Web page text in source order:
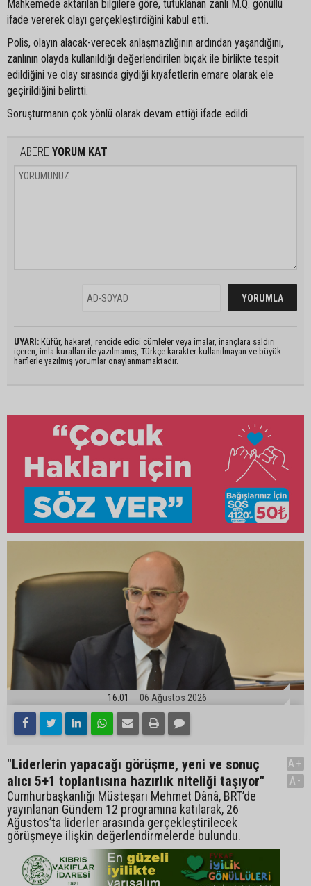
Mahkemede aktarılan bilgilere göre, tutuklanan zanlı M.Q. gönüllü
ifade vererek olayı gerçekleştirdiğini kabul etti.
Polis, olayın alacak-verecek anlaşmazlığının ardından yaşandığını,
zanlının olayda kullanıldığı değerlendirilen bıçak ile birlikte tespit
edildiğini ve olay sırasında giydiği kıyafetlerin emare olarak ele
geçirildiğini belirtti.
Soruşturmanın çok yönlü olarak devam ettiği ifade edildi.
HABERE YORUM KAT
UYARI: Küfür, hakaret, rencide edici cümleler veya imalar, inançlara saldırı
içeren, imla kuralları ile yazılmamış, Türkçe karakter kullanılmayan ve büyük
harflerle yazılmış yorumlar onaylanmamaktadır.
16:01 06 Ağustos 2026
"Liderlerin yapacağı görüşme, yeni ve sonuç
alıcı 5+1 toplantısına hazırlık niteliği taşıyor"
Cumhurbaşkanlığı Müsteşarı Mehmet Dânâ, BRT’de
yayınlanan Gündem 12 programına katılarak, 26
Ağustos’ta liderler arasında gerçekleştirilecek
görüşmeye ilişkin değerlendirmelerde bulundu.
A+
A-